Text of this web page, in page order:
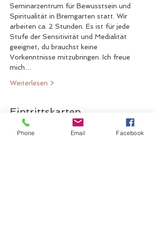
Seminarzentrum für Bewusstsein und
Spiritualität in Bremgarten statt. Wir
arbeiten ca. 2 Stunden. Es ist für jede
Stufe der Sensitivität und Medialität
geeignet, du brauchst keine
Vorkenntnisse mitzubringen. Ich freue
mich…
Weiterlesen >
Eintrittskarten
Phone Email Facebook